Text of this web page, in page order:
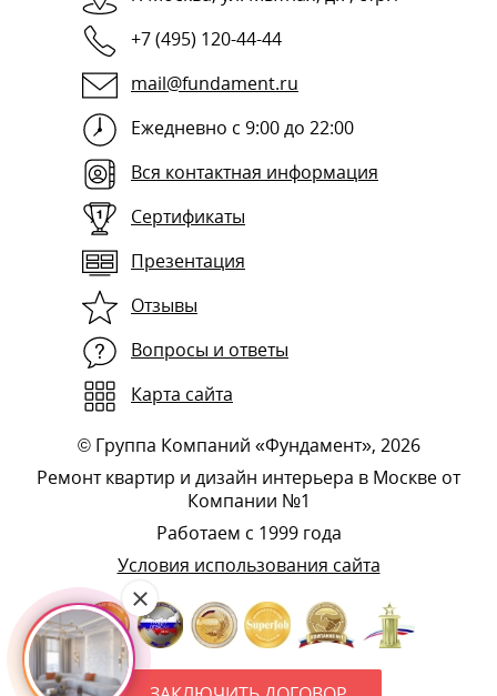
+7 (495) 120-44-44
mail@fundament.ru
Ежедневно с 9:00 до 22:00
Вся контактная информация
Сертификаты
Презентация
Отзывы
Вопросы и ответы
Карта сайта
© Группа Компаний «Фундамент», 2026
Ремонт квартир и дизайн интерьера в Москве от
Компании №1
Работаем с 1999 года
Условия использования сайта